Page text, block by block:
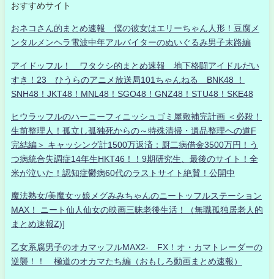
おすすめサイト
おネコさん的まとめ速報 僕の彼女はエリーちゃん人形！豆腐メ
ンタルメンヘラ電波中年アルバイターのぬいぐるみ男子末路編
アイドッフル！ ワタクシ的まとめ速報 地下格闘アイドルだい
すき！23 ひうらのアニメ放送局101ちゃんねる BNK48 ！
SNH48！JKT48！MNL48！SGO48！GNZ48！STU48！SKE48
ヒウラッフルのハーニーフィニッシュゴミ屋敷補完計画 ＜必殺！
生前整理人！孤立し孤独死からの～特殊清掃・遺品整理への道F
完結編＞ キャッシング計1500万返済：厨二病借金3500万円！う
つ病統合失調症14年生HKT46！！9期研究生、最後のサイト！全
米が泣いた！認知症鬱病60代のラストサイト絶賛！公開中
魔法熟女/美魔女ッ娘メグみみちゃんのニートッフルステーション
MAX！ ニート仙人仙女の映画三昧老後生活！（無職孤独居老人的
まとめ速報Z)]
乙女系腐男子のオカマッフルMAX2- FX！オ・カマトレーダーの
逆襲！！ 極道のオカマたち編（おもしろ動画まとめ速報）